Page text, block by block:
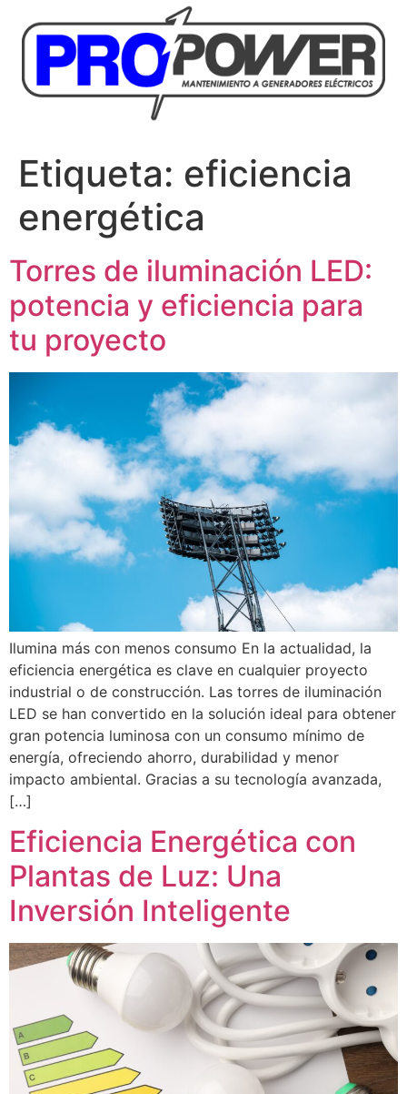
Etiqueta: eficiencia
energética
Torres de iluminación LED:
potencia y eficiencia para
tu proyecto
Ilumina más con menos consumo En la actualidad, la
eficiencia energética es clave en cualquier proyecto
industrial o de construcción. Las torres de iluminación
LED se han convertido en la solución ideal para obtener
gran potencia luminosa con un consumo mínimo de
energía, ofreciendo ahorro, durabilidad y menor
impacto ambiental. Gracias a su tecnología avanzada,
[…]
Eficiencia Energética con
Plantas de Luz: Una
Inversión Inteligente